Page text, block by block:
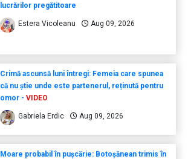
lucrărilor pregătitoare
Estera Vicoleanu Aug 09, 2026
Crimă ascunsă luni întregi: Femeia care spunea
că nu știe unde este partenerul, reținută pentru
omor - VIDEO
Gabriela Erdic Aug 09, 2026
Moare probabil în pușcărie: Botoșănean trimis în